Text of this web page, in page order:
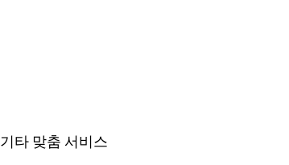
기타 맞춤 서비스